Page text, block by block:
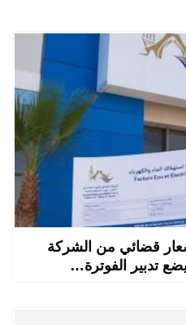
قضائي من الشركة
تدبير الفوترة…